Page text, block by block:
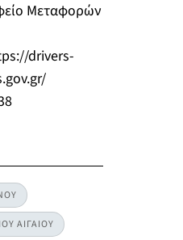
Μεταφορών
drivers-
ΑΙΓΑΙΟΥ